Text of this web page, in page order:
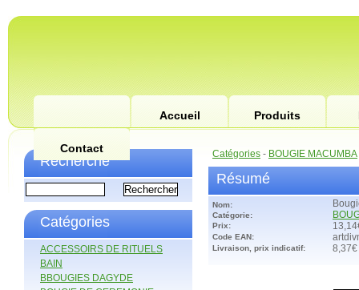
Accueil Produits
Contact
Recherche
Catégories
ACCESSOIRS DE RITUELS
BAIN
BBOUGIES DAGYDE
Catégories - BOUGIE MACUMBA
Résumé
Nom:
Catégorie:
Prix:
Code EAN:
Livraison, prix indicatif: 8,37€